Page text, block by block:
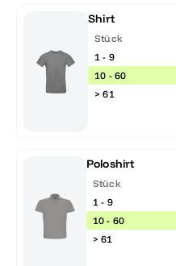
Shirt
Stück
1 - 9
10 - 60
> 61
Poloshirt
Stück
1 - 9
10 - 60
> 61